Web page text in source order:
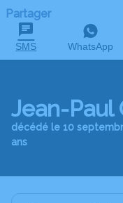
Partager
SMS WhatsApp
Jean-Paul
décédé le 10
ans